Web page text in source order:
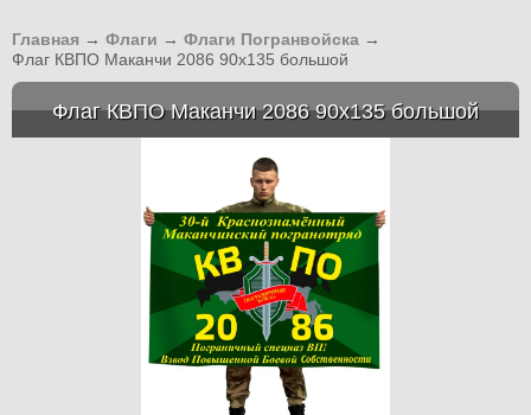
Главная → Флаги → Флаги Погранвойска →
Флаг КВПО Маканчи 2086 90х135 большой
Флаг КВПО Маканчи 2086 90х135 большой